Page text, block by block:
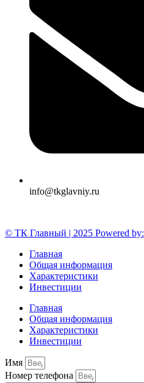
info@tkglavniy.ru
© ТК Главный | 2025 Powered by:
Главная
Общая информация
Характеристики
Инвестиции
Главная
Общая информация
Характеристики
Инвестиции
Имя
Номер телефона